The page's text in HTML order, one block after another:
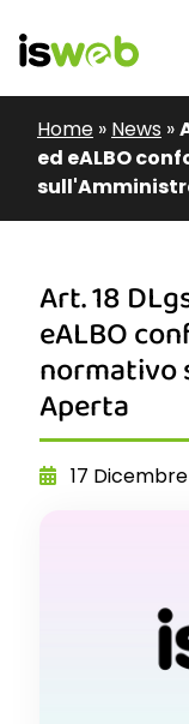
Home » News »
ed eALBO
Art. 18
eALBO
normativo
Aperta
17 Dicembre